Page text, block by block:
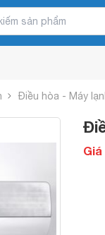
Điều hòa - Máy
Giá